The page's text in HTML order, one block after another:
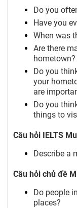
Do you
Have you
When was
Are there
hometown?
Do you
your
are
Do you
things to
Câu hỏi IELTS
Describe a
Câu hỏi chủ đề
Do people
places?